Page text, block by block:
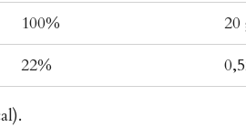
100%
20
22%